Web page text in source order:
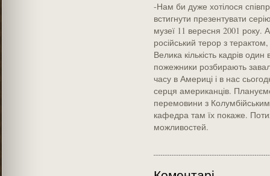
-Нам би дуже хотілося
встигнути презентувати
музеї 11 вересня 2001
російський терор з
Велика кількість кадрів
пожежники розбирають
часу в Америці і в нас
серця американців.
перемовини з Колумбійським
кафедра там їх покаже.
можливостей.